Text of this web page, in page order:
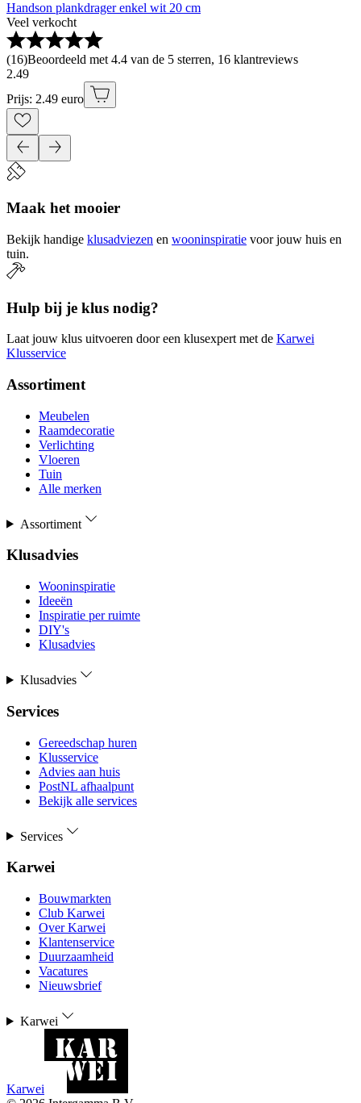
Handson plankdrager enkel wit 20 cm
Veel verkocht
(16)Beoordeeld met 4.4 van de 5 sterren, 16 klantreviews
2.49
Prijs: 2.49 euro
Maak het mooier
Bekijk handige klusadviezen en wooninspiratie voor jouw huis en
tuin.
Hulp bij je klus nodig?
Laat jouw klus uitvoeren door een klusexpert met de Karwei
Klusservice
Assortiment
Meubelen
Raamdecoratie
Verlichting
Vloeren
Tuin
Alle merken
Assortiment
Klusadvies
Wooninspiratie
Ideeën
Inspiratie per ruimte
DIY's
Klusadvies
Klusadvies
Services
Gereedschap huren
Klusservice
Advies aan huis
PostNL afhaalpunt
Bekijk alle services
Services
Karwei
Bouwmarkten
Club Karwei
Over Karwei
Klantenservice
Duurzaamheid
Vacatures
Nieuwsbrief
Karwei
Karwei